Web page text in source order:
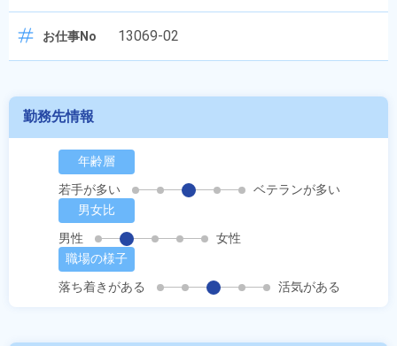
お仕事No 13069-02
勤務先情報
年齢層
若手が多い
ベテランが多い
男女比
男性
女性
職場の様子
落ち着きがある
活気がある